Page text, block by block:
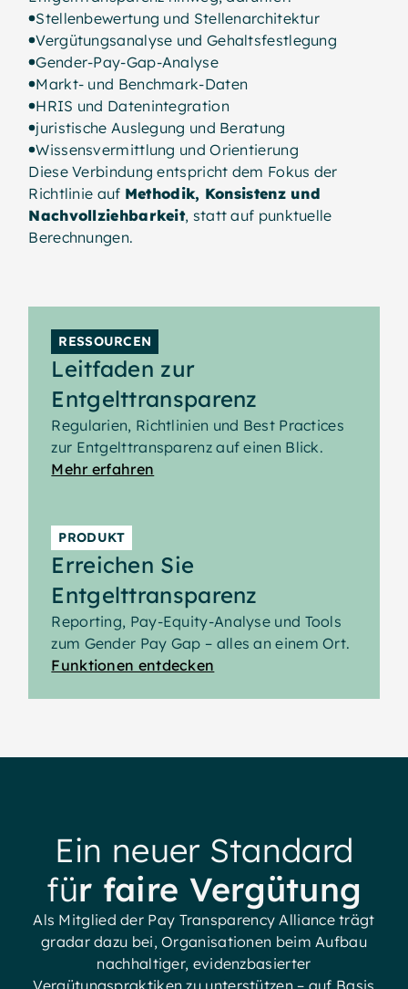
Stellenbewertung und Stellenarchitektur
Vergütungsanalyse und Gehaltsfestlegung
Gender-Pay-Gap-Analyse
Markt- und Benchmark-Daten
HRIS und Datenintegration
juristische Auslegung und Beratung
Wissensvermittlung und Orientierung
Diese Verbindung entspricht dem Fokus der
Richtlinie auf Methodik, Konsistenz und
Nachvollziehbarkeit, statt auf punktuelle
Berechnungen.
RESSOURCEN
Leitfaden zur
Entgelttransparenz
Regularien, Richtlinien und Best Practices
zur Entgelttransparenz auf einen Blick.
Mehr erfahren
PRODUKT
Erreichen Sie
Entgelttransparenz
Reporting, Pay-Equity-Analyse und Tools
zum Gender Pay Gap – alles an einem Ort.
Funktionen entdecken
Ein neuer Standard
für faire Vergütung
Als Mitglied der Pay Transparency Alliance trägt
gradar dazu bei, Organisationen beim Aufbau
nachhaltiger, evidenzbasierter
Vergütungspraktiken zu unterstützen – auf Basis